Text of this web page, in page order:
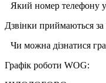
Який номер телефону
Дзвінки приймаються
Чи можна дізнатися
Графік роботи WOG: